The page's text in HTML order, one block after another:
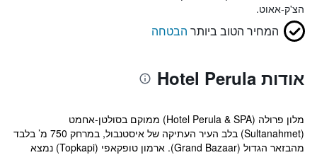
הצ'ק-אאוט.
המחיר הטוב ביותר הבטחה
אודות Hotel Perula
מלון פרולה (Hotel Perula & SPA) ממוקם בסולטן-אחמט
(Sultanahmet) בלב העיר העתיקה של איסטנבול, במרחק 750 מ’ בלבד
מהבזאר הגדול (Grand Bazaar). ארמון טופקאפי (Topkapi) נמצא